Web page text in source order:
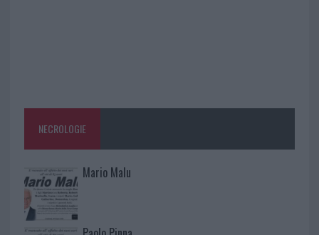
NECROLOGIE
Mario Malu